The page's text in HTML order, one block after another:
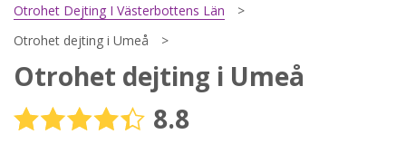
Steg3
Din mailadress?
Otrohet Dejting I Västerbottens Län
Otrohet dejting i Umeå
Otrohet dejting i Umeå
8.8